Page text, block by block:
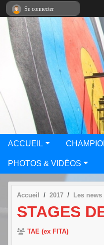
ACCUEIL
PHOTOS & VIDÉOS
Accueil 2017 Les news
STAGES
TAE (ex FITA)
Se connecter
Panneau de gestion des